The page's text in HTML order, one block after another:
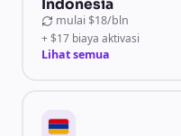
Indonesia
mulai $18/bln
+ $17 biaya aktivasi
Lihat semua